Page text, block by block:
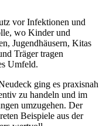
vor Infektionen und
wo Kinder und
Jugendhäusern, Kitas
Träger tragen
Umfeld.
ging es praxisnah
zu handeln und im
umzugehen. Der
Beispiele aus der